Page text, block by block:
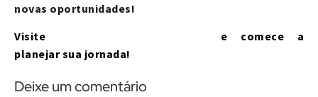
novas oportunidades!
Visite
e comece a
planejar sua jornada!
Deixe um comentário